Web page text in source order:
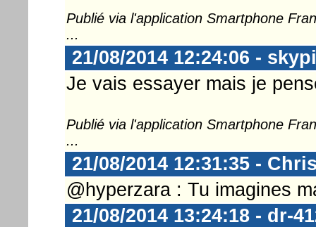
Publié via l'application Smartphone
...
21/08/2014 12:24:06 -
Je vais essayer mais je
Publié via l'application Smartphone
...
21/08/2014 12:31:35 -
@hyperzara : Tu imagines
21/08/2014 13:24:18 - dr-